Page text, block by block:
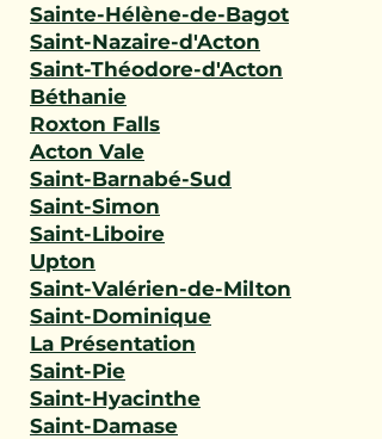
Sainte-Hélène-de-Bagot
Saint-Nazaire-d'Acton
Saint-Théodore-d'Acton
Béthanie
Roxton Falls
Acton Vale
Saint-Barnabé-Sud
Saint-Simon
Saint-Liboire
Upton
Saint-Valérien-de-Milton
Saint-Dominique
La Présentation
Saint-Pie
Saint-Hyacinthe
Saint-Damase